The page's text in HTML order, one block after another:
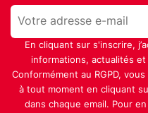
En cliquant sur s'inscrire,
informations, actualités
Conformément au RGPD,
à tout moment en cliquant
dans chaque email. Pour